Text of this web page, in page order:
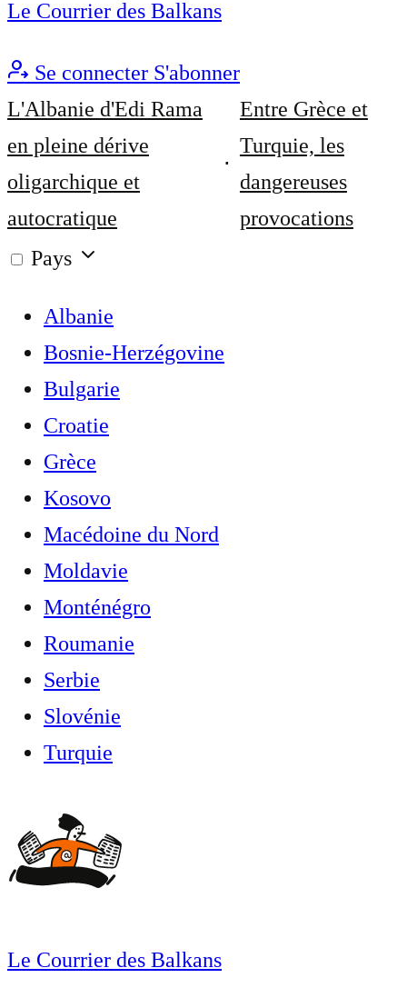
Le Courrier des Balkans
Se connecter S'abonner
L'Albanie d'Edi Rama
en pleine dérive
oligarchique et
autocratique
Entre Grèce et
Turquie, les
dangereuses
provocations
Pays
Albanie
Bosnie-Herzégovine
Bulgarie
Croatie
Grèce
Kosovo
Macédoine du Nord
Moldavie
Monténégro
Roumanie
Serbie
Slovénie
Turquie
Le Courrier des Balkans